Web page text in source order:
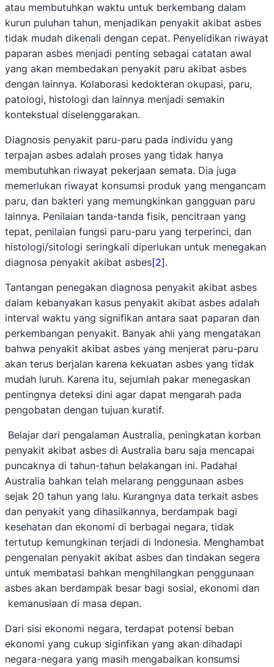
atau membutuhkan waktu untuk berkembang dalam
kurun puluhan tahun, menjadikan penyakit akibat asbes
tidak mudah dikenali dengan cepat. Penyelidikan riwayat
paparan asbes menjadi penting sebagai catatan awal
yang akan membedakan penyakit paru akibat asbes
dengan lainnya. Kolaborasi kedokteran okupasi, paru,
patologi, histologi dan lainnya menjadi semakin
kontekstual diselenggarakan.
Diagnosis penyakit paru-paru pada individu yang
terpajan asbes adalah proses yang tidak hanya
membutuhkan riwayat pekerjaan semata. Dia juga
memerlukan riwayat konsumsi produk yang mengancam
paru, dan bakteri yang memungkinkan gangguan paru
lainnya. Penilaian tanda-tanda fisik, pencitraan yang
tepat, penilaian fungsi paru-paru yang terperinci, dan
histologi/sitologi seringkali diperlukan untuk menegakan
diagnosa penyakit akibat asbes[2].
Tantangan penegakan diagnosa penyakit akibat asbes
dalam kebanyakan kasus penyakit akibat asbes adalah
interval waktu yang signifikan antara saat paparan dan
perkembangan penyakit. Banyak ahli yang mengatakan
bahwa penyakit akibat asbes yang menjerat paru-paru
akan terus berjalan karena kekuatan asbes yang tidak
mudah luruh. Karena itu, sejumlah pakar menegaskan
pentingnya deteksi dini agar dapat mengarah pada
pengobatan dengan tujuan kuratif.
Belajar dari pengalaman Australia, peningkatan korban
penyakit akibat asbes di Australia baru saja mencapai
puncaknya di tahun-tahun belakangan ini. Padahal
Australia bahkan telah melarang penggunaan asbes
sejak 20 tahun yang lalu. Kurangnya data terkait asbes
dan penyakit yang dihasilkannya, berdampak bagi
kesehatan dan ekonomi di berbagai negara, tidak
tertutup kemungkinan terjadi di Indonesia. Menghambat
pengenalan penyakit akibat asbes dan tindakan segera
untuk membatasi bahkan menghilangkan penggunaan
asbes akan berdampak besar bagi sosial, ekonomi dan
kemanusiaan di masa depan.
Dari sisi ekonomi negara, terdapat potensi beban
ekonomi yang cukup siginfikan yang akan dihadapi
negara-negara yang masih mengabaikan konsumsi